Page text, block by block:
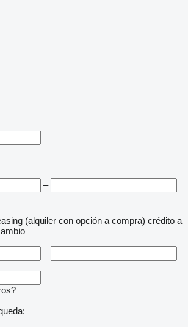
–
(alquiler con opción a compra) crédito a
–